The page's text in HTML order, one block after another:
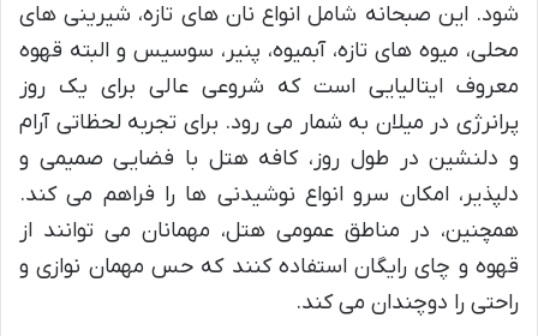
شود. این صبحانه شامل انواع نان های تازه، شیرینی های
محلی، میوه های تازه، آبمیوه، پنیر، سوسیس و البته قهوه
معروف ایتالیایی است که شروعی عالی برای یک روز
پرانرژی در میلان به شمار می رود. برای تجربه لحظاتی آرام
و دلنشین در طول روز، کافه هتل با فضایی صمیمی و
دلپذیر، امکان سرو انواع نوشیدنی ها را فراهم می کند.
همچنین، در مناطق عمومی هتل، مهمانان می توانند از
قهوه و چای رایگان استفاده کنند که حس مهمان نوازی و
راحتی را دوچندان می کند.